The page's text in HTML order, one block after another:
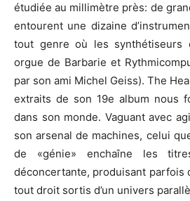
étudiée au millimètre près: de
entourent une dizaine
tout genre où les synthétiseurs
orgue de Barbarie et
par son ami Michel Geiss). The
extraits de son 19e album nous
dans son monde. Vaguant avec
son arsenal de machines, celui
de «génie» enchaîne les
déconcertante, produisant parfois
tout droit sortis d’un univers